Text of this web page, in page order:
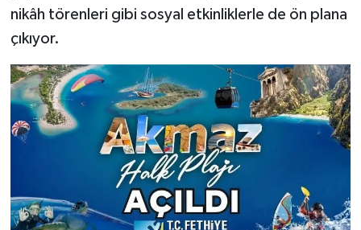
nikâh törenleri gibi sosyal etkinliklerle de ön plana
çıkıyor.